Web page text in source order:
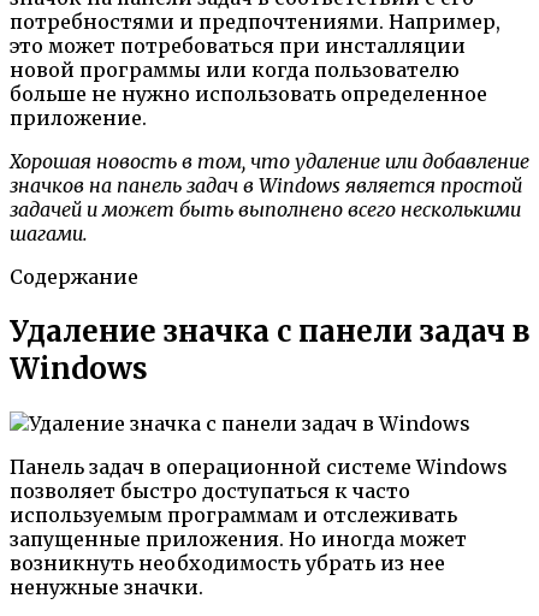
потребностями и предпочтениями. Например,
это может потребоваться при инсталляции
новой программы или когда пользователю
больше не нужно использовать определенное
приложение.
Хорошая новость в том, что удаление или добавление
значков на панель задач в Windows является простой
задачей и может быть выполнено всего несколькими
шагами.
Содержание
Удаление значка с панели задач в
Windows
Панель задач в операционной системе Windows
позволяет быстро доступаться к часто
используемым программам и отслеживать
запущенные приложения. Но иногда может
возникнуть необходимость убрать из нее
ненужные значки.